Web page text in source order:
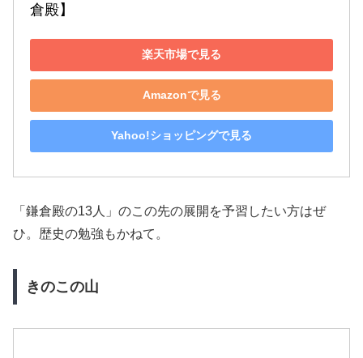
倉殿】
楽天市場で見る
Amazonで見る
Yahoo!ショッピングで見る
「鎌倉殿の13人」のこの先の展開を予習したい方はぜ
ひ。歴史の勉強もかねて。
きのこの山